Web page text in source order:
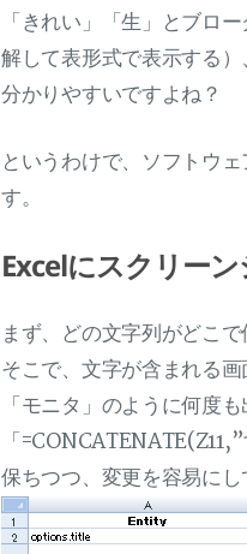
「きれい」「生」とブロ
解して表形式で表示する）
分かりやすいですよね？
というわけで、ソフトウ
す。
Excelにスクリー
まず、どの文字列がどこ
そこで、文字が含まれる
「モニタ」のように何度
「
保ちつつ、変更を容易にし